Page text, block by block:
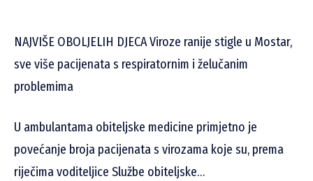
NAJVIŠE OBOLJELIH DJECA Viroze ranije stigle u Mostar,
sve više pacijenata s respiratornim i želučanim
problemima
U ambulantama obiteljske medicine primjetno je
povećanje broja pacijenata s virozama koje su, prema
riječima voditeljice Službe obiteljske…